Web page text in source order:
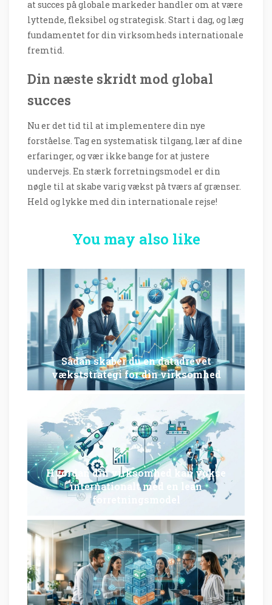
at succes på globale markeder handler om at være
lyttende, fleksibel og strategisk. Start i dag, og læg
fundamentet for din virksomheds internationale
fremtid.
Din næste skridt mod global
succes
Nu er det tid til at implementere din nye
forståelse. Tag en systematisk tilgang, lær af dine
erfaringer, og vær ikke bange for at justere
undervejs. En stærk forretningsmodel er din
nøgle til at skabe varig vækst på tværs af grænser.
Held og lykke med din internationale rejse!
You may also like
Sådan skaber du en datadrevet
vækststrategi for din virksomhed
Hvordan din virksomhed kan vokse
internationalt med en lean
forretningsmodel